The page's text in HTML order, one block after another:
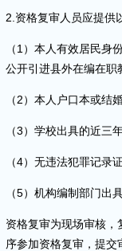
2.资格复审人员应提供
（1）本人有效居民身
公开引进县外在编在职
（2）本人户口本或结
（3）学校出具的近三
（4）无违法犯罪记录
（5）机构编制部门出
资格复审为现场审核
序参加资格复审，提